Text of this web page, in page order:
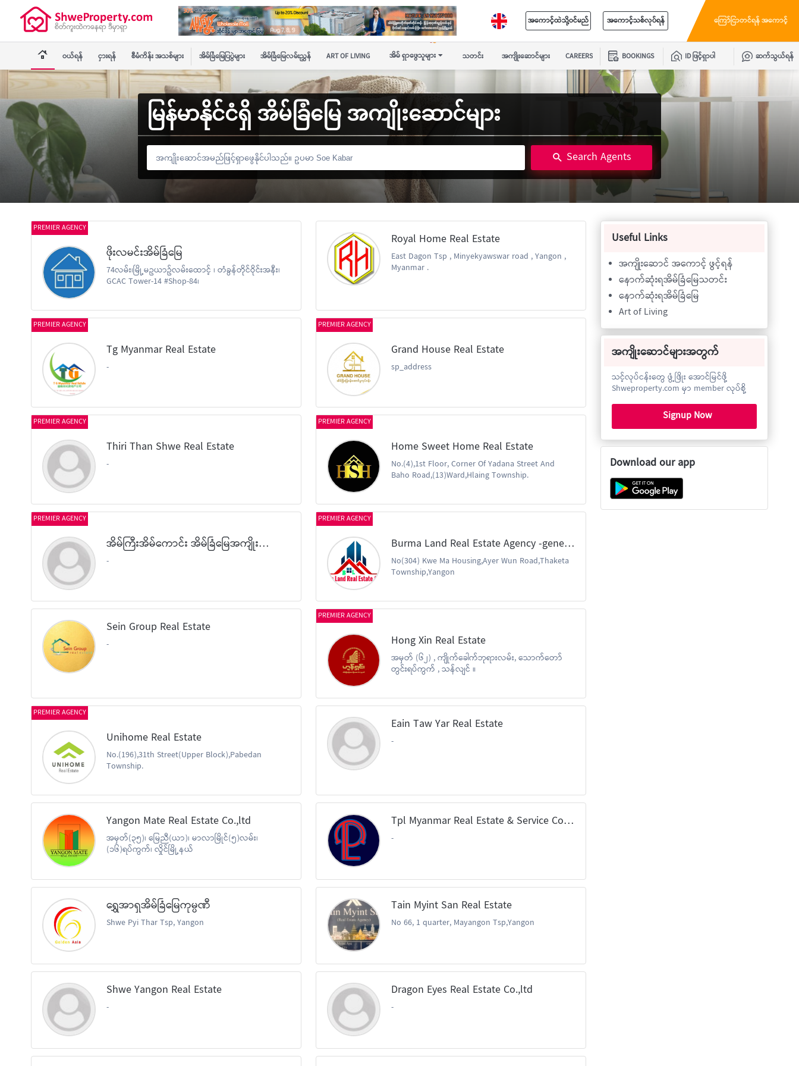
အကောင့်ထဲသို့ဝင်မည် အကောင့်သစ်လုပ်ရန် ကြော်ငြာတင်ရန် အကောင့်
ဝယ်ရန် ငှားရန် စီမံကိန်း အသစ်များ အိမ်ခြံမြေပြပွဲများ အိမ်ခြံမြေလမ်းညွှန် ART OF LIVING အိမ် ရှာဖွေသူများ သတင်း အကျိုးဆောင်များ CAREERS BOOKINGS ID ဖြင့်ရှာပါ ဆက်သွယ်ရန်
မြန်မာနိုင်ငံရှိ အိမ်ခြံမြေ အကျိုးဆောင်များ
Search Agents
PREMIER AGENCY
ဖိုးလမင်းအိမ်ခြံမြေ
74လမ်း၊မြို့မဥယာဥ်လမ်းထောင့် ၊ တံခွန်တိုင်ဝိုင်းအနီး၊
GCAC Tower-14 #Shop-84၊
Royal Home Real Estate
East Dagon Tsp , Minyekyawswar road , Yangon ,
Myanmar .
PREMIER AGENCY
Tg Myanmar Real Estate
-
PREMIER AGENCY
Grand House Real Estate
sp_address
PREMIER AGENCY
Thiri Than Shwe Real Estate
-
PREMIER AGENCY
Home Sweet Home Real Estate
No.(4),1st Floor, Corner Of Yadana Street And
Baho Road,(13)Ward,Hlaing Township.
PREMIER AGENCY
အိမ်ကြီးအိမ်ကောင်း အိမ်ခြံမြေအကျိုးဆောင် ကုမ္ပဏီ
-
PREMIER AGENCY
Burma Land Real Estate Agency -general Service
No(304) Kwe Ma Housing,Ayer Wun Road,Thaketa
Township,Yangon
Sein Group Real Estate
-
PREMIER AGENCY
Hong Xin Real Estate
အမှတ် (၆၂) , ကျိုက်ခေါက်ဘုရားလမ်း, သောက်တော်
တွင်းရပ်ကွက် , သန်လျင် ။
PREMIER AGENCY
Unihome Real Estate
No.(196),31th Street(Upper Block),Pabedan
Township.
Eain Taw Yar Real Estate
-
Yangon Mate Real Estate Co.,ltd
အမှတ်(၃၅)၊ မြေညီ(ယာ)၊ မာလာမြိုင်(၅)လမ်း၊
(၁၆)ရပ်ကွက်၊ လှိုင်မြို့နယ်
Tpl Myanmar Real Estate & Service Co.,ltd
-
ရွှေအာရှအိမ်ခြံမြေကုမ္ပဏီ
Shwe Pyi Thar Tsp, Yangon
Tain Myint San Real Estate
No 66, 1 quarter, Mayangon Tsp,Yangon
Shwe Yangon Real Estate
-
Dragon Eyes Real Estate Co.,ltd
-
Useful Links
အကျိုးဆောင် အကောင့် ဖွင့်ရန်
နောက်ဆုံးရအိမ်ခြံမြေသတင်း
နောက်ဆုံးရအိမ်ခြံမြေ
Art of Living
အကျိုးဆောင်များအတွက်
သင့်လုပ်ငန်းတွေ ဖွံ့ဖြိုး အောင်မြင်ဖို့
Shweproperty.com မှာ member လုပ်စို့
Signup Now
Download our app